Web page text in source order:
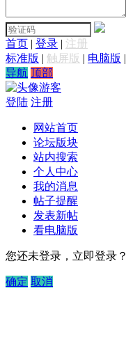
首页 | 登录 | 注册
标准版 | 触屏版 | 电脑版 |
导航 顶部
游客
登陆 注册
网站首页
论坛版块
站内搜索
个人中心
我的消息
帖子提醒
发表新帖
看电脑版
您还未登录，立即登录？
确定 取消